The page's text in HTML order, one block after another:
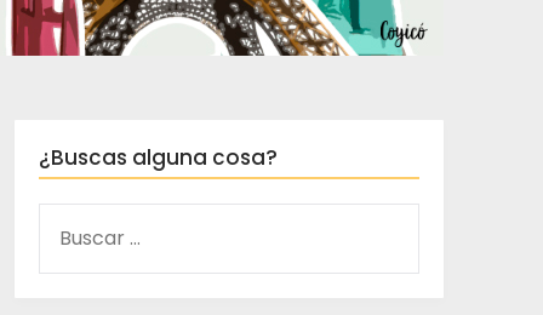
¿Buscas alguna cosa?